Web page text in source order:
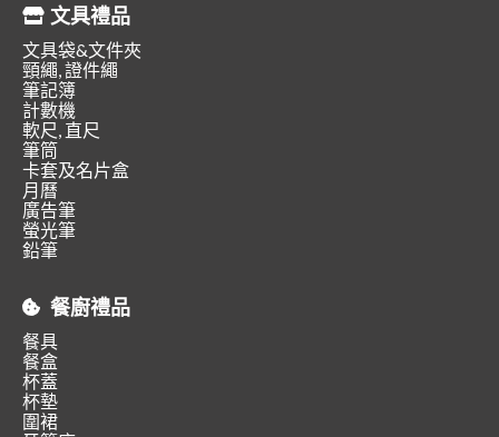
文具禮品
文具袋&文件夾
頸繩, 證件繩
筆記簿
計數機
軟尺, 直尺
筆筒
卡套及名片盒
月曆
廣告筆
螢光筆
鉛筆
餐廚禮品
餐具
餐盒
杯蓋
杯墊
圍裙